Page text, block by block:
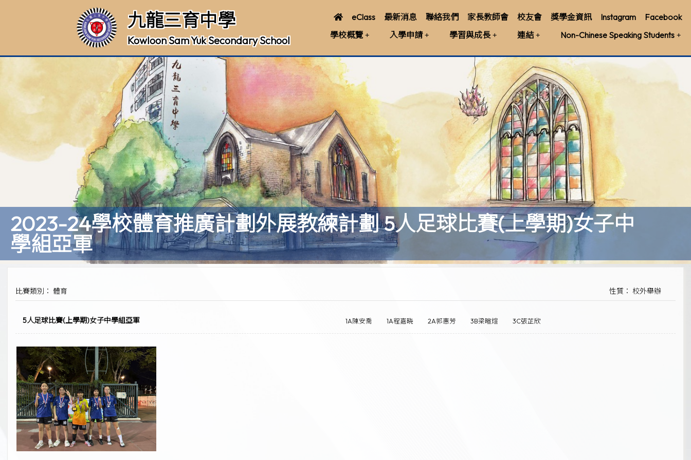
九龍三育中學
Kowloon Sam Yuk Secondary School
eClass 最新消息 聯絡我們 家長教師會 校友會 獎學金資訊 Instagram
Facebook
學校概覽
入學申請 學習與成長 連結 Non-Chinese Speaking Students
2023-24學校體育推廣計劃外展教練計劃 5人足球比賽(上學期)女子中
學組亞軍
比賽類別： 體育 性質： 校外舉辦
5人足球比賽(上學期)女子中學組亞軍 1A陳安喬 1A程嘉晓 2A郭惠芳 3B梁暄煊 3C張芷欣